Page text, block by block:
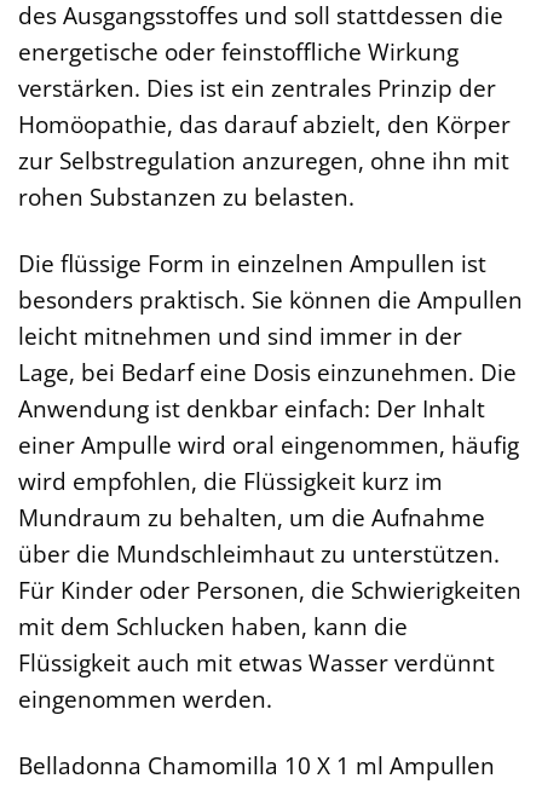
des Ausgangsstoffes und soll stattdessen die
energetische oder feinstoffliche Wirkung
verstärken. Dies ist ein zentrales Prinzip der
Homöopathie, das darauf abzielt, den Körper
zur Selbstregulation anzuregen, ohne ihn mit
rohen Substanzen zu belasten.
Die flüssige Form in einzelnen Ampullen ist
besonders praktisch. Sie können die Ampullen
leicht mitnehmen und sind immer in der
Lage, bei Bedarf eine Dosis einzunehmen. Die
Anwendung ist denkbar einfach: Der Inhalt
einer Ampulle wird oral eingenommen, häufig
wird empfohlen, die Flüssigkeit kurz im
Mundraum zu behalten, um die Aufnahme
über die Mundschleimhaut zu unterstützen.
Für Kinder oder Personen, die Schwierigkeiten
mit dem Schlucken haben, kann die
Flüssigkeit auch mit etwas Wasser verdünnt
eingenommen werden.
Belladonna Chamomilla 10 X 1 ml Ampullen